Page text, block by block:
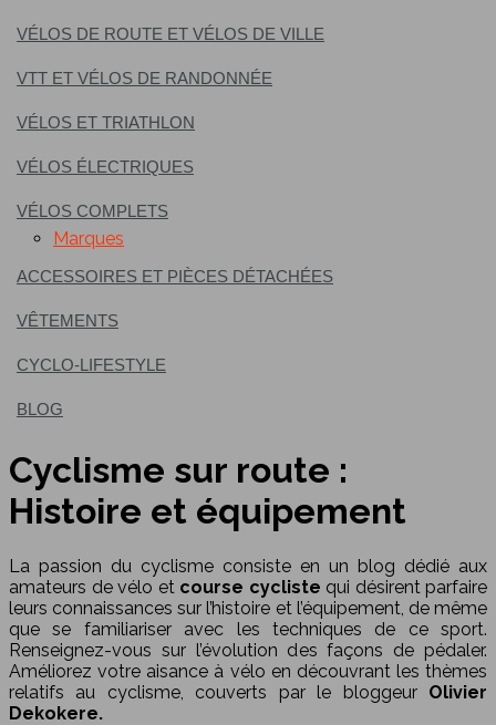
VÉLOS DE ROUTE ET VÉLOS DE VILLE
VTT ET VÉLOS DE RANDONNÉE
VÉLOS ET TRIATHLON
VÉLOS ÉLECTRIQUES
VÉLOS COMPLETS
Marques
ACCESSOIRES ET PIÈCES DÉTACHÉES
VÊTEMENTS
CYCLO-LIFESTYLE
BLOG
Cyclisme sur route :
Histoire et équipement
La passion du cyclisme consiste en un blog dédié aux
amateurs de vélo et course cycliste qui désirent parfaire
leurs connaissances sur l’histoire et l’équipement, de même
que se familiariser avec les techniques de ce sport.
Renseignez-vous sur l’évolution des façons de pédaler.
Améliorez votre aisance à vélo en découvrant les thèmes
relatifs au cyclisme, couverts par le bloggeur Olivier
Dekokere.